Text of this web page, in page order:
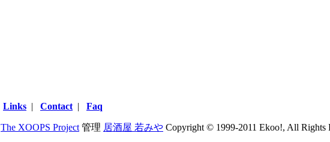
Links | Contact | Faq
The XOOPS Project 管理 居酒屋 若みや Copyright © 1999-2011 Ekoo!, All Rights